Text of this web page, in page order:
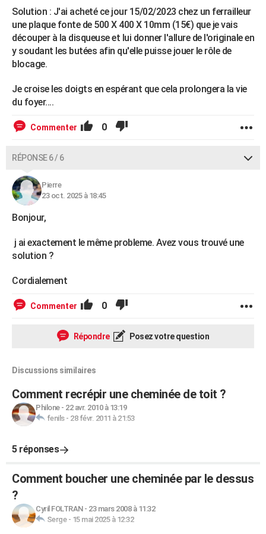
Solution : J'ai acheté ce jour 15/02/2023 chez un ferrailleur
une plaque fonte de 500 X 400 X 10mm (15€) que je vais
découper à la disqueuse et lui donner l'allure de l'originale en
y soudant les butées afin qu'elle puisse jouer le rôle de
blocage.
Je croise les doigts en espérant que cela prolongera la vie
du foyer....
Commenter 0
RÉPONSE 6 / 6
Pierre
23 oct. 2025 à 18:45
Bonjour,
j ai exactement le même probleme. Avez vous trouvé une
solution ?
Cordialement
Commenter 0
Répondre Posez votre question
Discussions similaires
Comment recrépir une cheminée de toit ?
Philone- 22 avr. 2010 à 13:19
fenils- 28 févr. 2011 à 21:53
5 réponses
Comment boucher une cheminée par le dessus
?
Cyril FOLTRAN- 23 mars 2008 à 11:32
Serge- 15 mai 2025 à 12:32